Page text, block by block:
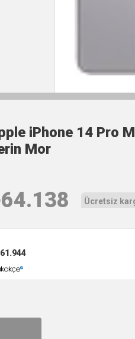
iPhone 14 Pro
Mor
64.138 Ücretsiz
61.944